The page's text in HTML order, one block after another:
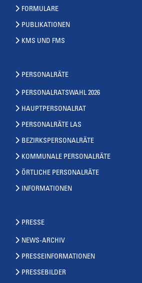
FORMULARE
PUBLIKATIONEN
KMS UND FMS
PERSONALRÄTE
PERSONALRATSWAHL 2026
HAUPTPERSONALRAT
PERSONALRÄTE LAS
BEZIRKSPERSONALRÄTE
KOMMUNALE PERSONALRÄTE
ÖRTLICHE PERSONALRÄTE
INFORMATIONEN
PRESSE
NEWS-ARCHIV
PRESSEINFORMATIONEN
PRESSEBILDER